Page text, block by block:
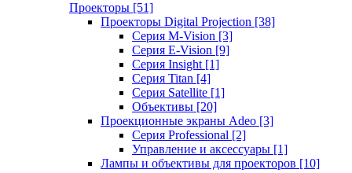
Проекторы [51]
Проекторы Digital Projection [38]
Серия M-Vision [3]
Серия E-Vision [9]
Серия Insight [1]
Серия Titan [4]
Серия Satellite [1]
Объективы [20]
Проекционные экраны Adeo [3]
Серия Professional [2]
Управление и аксессуары [1]
Лампы и объективы для проекторов [10]